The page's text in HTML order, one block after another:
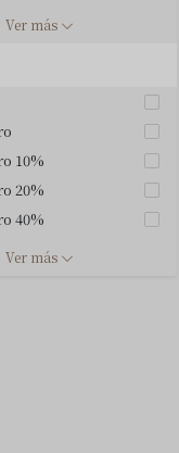
Ver más
10%
20%
40%
ceniza
Ver más